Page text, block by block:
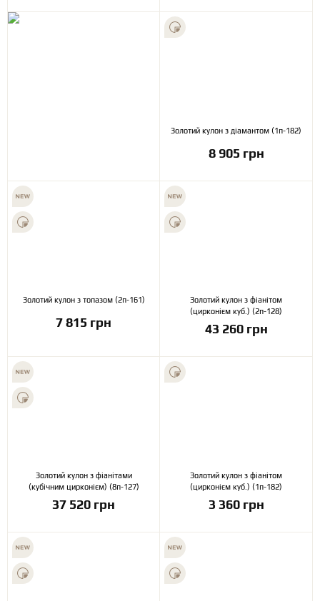
Золотий кулон з діамантом (1п-182)
8 905 грн
Золотий кулон з топазом (2п-161)
7 815 грн
Золотий кулон з фіанітом
(цирконієм куб.) (2п-128)
43 260 грн
Золотий кулон з фіанітами
(кубічним цирконієм) (8п-127)
37 520 грн
Золотий кулон з фіанітом
(цирконієм куб.) (1п-182)
3 360 грн